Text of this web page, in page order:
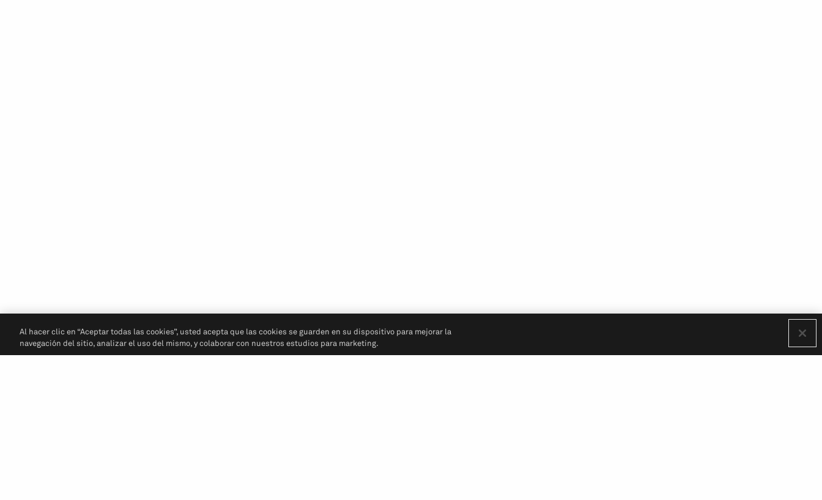
Al hacer clic en “Aceptar todas las cookies”, usted acepta que las cookies se guarden en su dispositivo para mejorar la
navegación del sitio, analizar el uso del mismo, y colaborar con nuestros estudios para marketing.